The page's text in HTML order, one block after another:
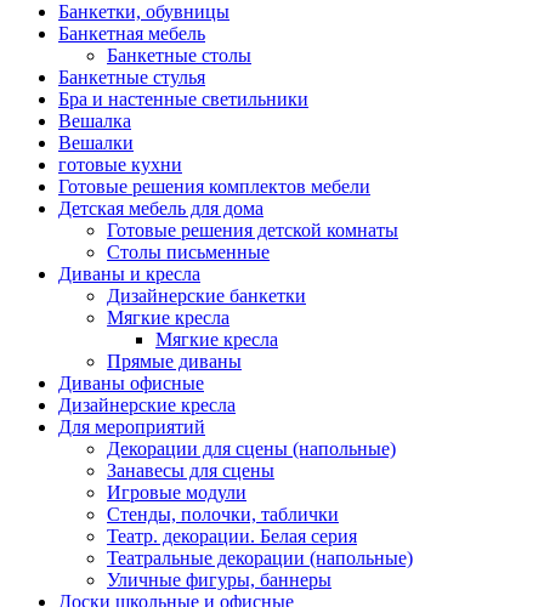
Банкетки, обувницы
Банкетная мебель
Банкетные столы
Банкетные стулья
Бра и настенные светильники
Вешалка
Вешалки
готовые кухни
Готовые решения комплектов мебели
Детская мебель для дома
Готовые решения детской комнаты
Столы письменные
Диваны и кресла
Дизайнерские банкетки
Мягкие кресла
Мягкие кресла
Прямые диваны
Диваны офисные
Дизайнерские кресла
Для мероприятий
Декорации для сцены (напольные)
Занавесы для сцены
Игровые модули
Стенды, полочки, таблички
Театр. декорации. Белая серия
Театральные декорации (напольные)
Уличные фигуры, баннеры
Доски школьные и офисные